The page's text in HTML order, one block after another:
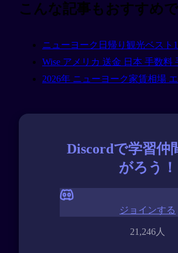
こんな記事もおすすめで
ニューヨーク日帰り観光ベスト
Wise アメリカ 送金 日本 手数料
2026年 ニューヨーク家賃相場
Discordで学習仲
がろう！
21,246人
ジョインする